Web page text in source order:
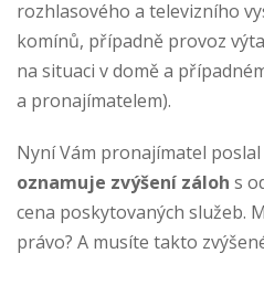
rozhlasového a televizního
komínů, případně provoz
na situaci v domě a
a pronajímatelem).
Nyní Vám pronajímatel
oznamuje zvýšení záloh s
cena poskytovaných služeb.
právo? A musíte takto